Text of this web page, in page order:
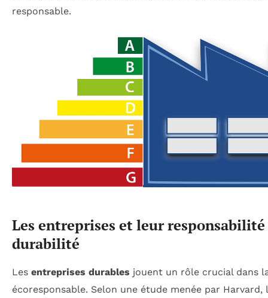
responsable.
Les entreprises et leur responsabilité
durabilité
Les entreprises durables jouent un rôle crucial dans
écoresponsable. Selon une étude menée par